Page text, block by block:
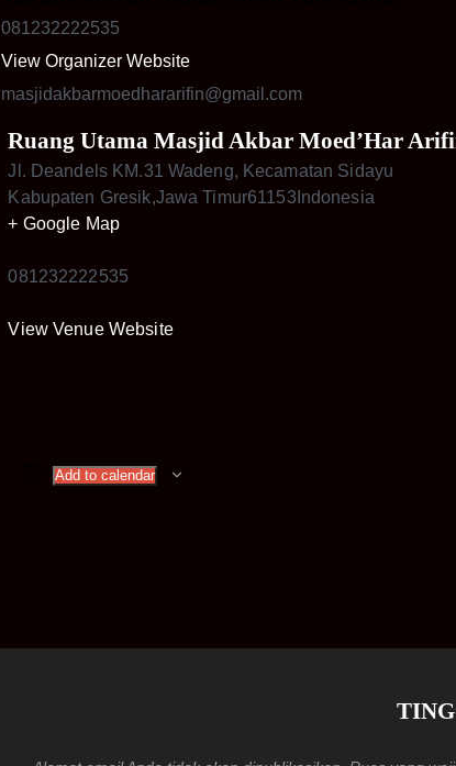
081232222535
View Organizer Website
masjidakbarmoedhararifin@gmail.com
Ruang Utama Masjid Akbar Moed’Har
Jl. Deandels KM.31 Wadeng, Kecamatan Sidayu
Kabupaten Gresik,Jawa Timur61153 Indonesia
+ Google Map
081232222535
View Venue Website
Add to calendar